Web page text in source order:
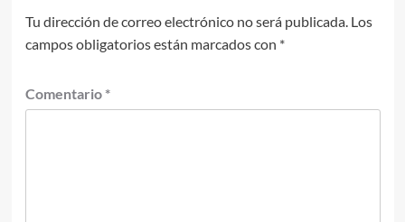
Tu dirección de correo electrónico no será publicada. Los
campos obligatorios están marcados con *
Comentario *